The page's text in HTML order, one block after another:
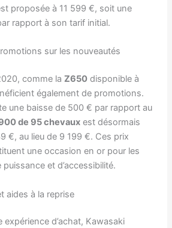
proposée à 11 599 €, soit une
rapport à son tarif initial.
sur les nouveautés
comme laZ650 disponible à
également de promotions.
une baisse de 500 € par rapport au
de 95 chevaux est désormais
€, au lieu de 9 199 €. Ces prix
une occasion en or pour les
et d’accessibilité.
aides à la reprise
expérience d’achat, Kawasaki